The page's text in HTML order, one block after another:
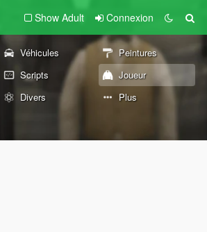
Show Adult Connexion
Véhicules
Peintures
Scripts
Joueur
Divers Plus